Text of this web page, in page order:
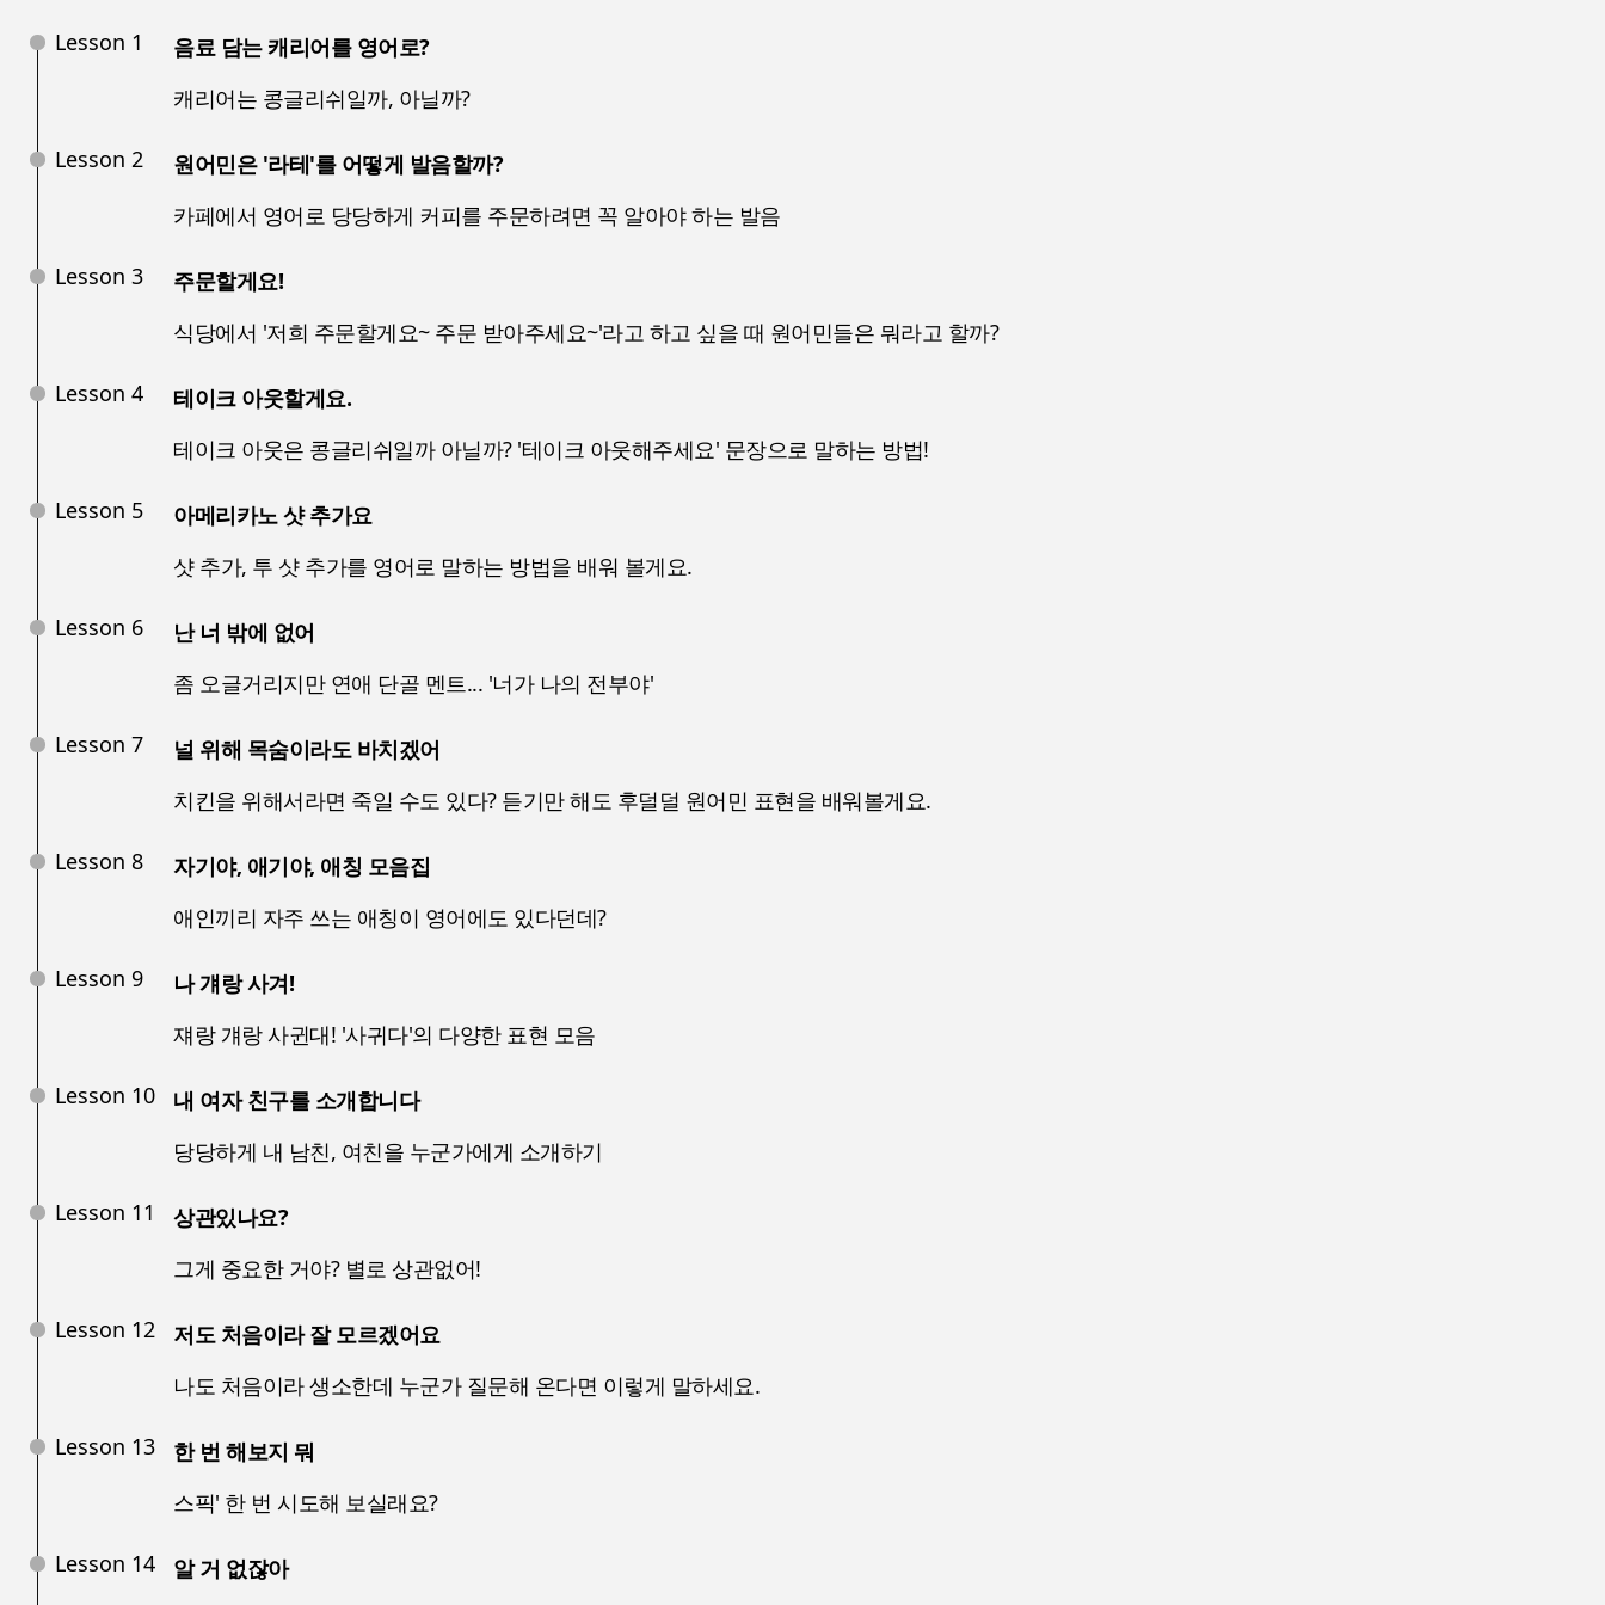
Lesson 1
음료 담는 캐리어를 영어로?
캐리어는 콩글리쉬일까, 아닐까?
Lesson 2
원어민은 '라테'를 어떻게 발음할까?
카페에서 영어로 당당하게 커피를 주문하려면 꼭 알아야 하는 발음
Lesson 3
주문할게요!
식당에서 '저희 주문할게요~ 주문 받아주세요~'라고 하고 싶을 때 원어민들은 뭐라고 할까?
Lesson 4
테이크 아웃할게요.
테이크 아웃은 콩글리쉬일까 아닐까? '테이크 아웃해주세요' 문장으로 말하는 방법!
Lesson 5
아메리카노 샷 추가요
샷 추가, 투 샷 추가를 영어로 말하는 방법을 배워 볼게요.
Lesson 6
난 너 밖에 없어
좀 오글거리지만 연애 단골 멘트... '너가 나의 전부야'
Lesson 7
널 위해 목숨이라도 바치겠어
치킨을 위해서라면 죽일 수도 있다? 듣기만 해도 후덜덜 원어민 표현을 배워볼게요.
Lesson 8
자기야, 애기야, 애칭 모음집
애인끼리 자주 쓰는 애칭이 영어에도 있다던데?
Lesson 9
나 걔랑 사겨!
쟤랑 걔랑 사귄대! '사귀다'의 다양한 표현 모음
Lesson 10
내 여자 친구를 소개합니다
당당하게 내 남친, 여친을 누군가에게 소개하기
Lesson 11
상관있나요?
그게 중요한 거야? 별로 상관없어!
Lesson 12
저도 처음이라 잘 모르겠어요
나도 처음이라 생소한데 누군가 질문해 온다면 이렇게 말하세요.
Lesson 13
한 번 해보지 뭐
스픽' 한 번 시도해 보실래요?
Lesson 14 알 거 없잖아